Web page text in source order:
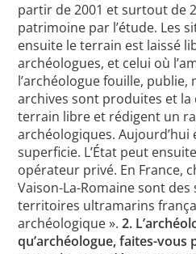
partir de 2001 et surtout de
patrimoine par l’étude. Les
ensuite le terrain est laissé
archéologues, et celui où
l’archéologue fouille,
archives sont produites et la
terrain libre et rédigent un
archéologiques. Aujourd’hui
superficie. L’État peut
opérateur privé. En France,
Vaison-La-Romaine sont
territoires ultramarins
archéologique ».2.
qu’archéologue, faites-